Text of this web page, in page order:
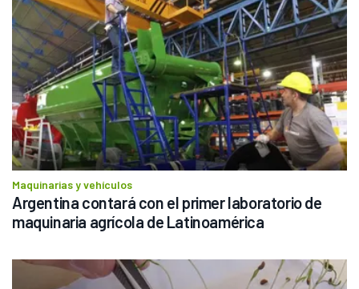
Maquinarias y vehículos
Argentina contará con el primer laboratorio de
maquinaria agrícola de Latinoamérica